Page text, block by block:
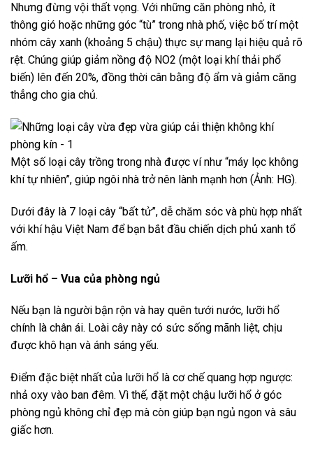
Nhưng đừng vội thất vọng. Với những căn phòng nhỏ, ít
thông gió hoặc những góc “tù” trong nhà phố, việc bố trí một
nhóm cây xanh (khoảng 5 chậu) thực sự mang lại hiệu quả rõ
rệt. Chúng giúp giảm nồng độ NO2 (một loại khí thải phổ
biến) lên đến 20%, đồng thời cân bằng độ ẩm và giảm căng
thẳng cho gia chủ.
Một số loại cây trồng trong nhà được ví như “máy lọc không
khí tự nhiên”, giúp ngôi nhà trở nên lành mạnh hơn (Ảnh: HG).
Dưới đây là 7 loại cây “bất tử”, dễ chăm sóc và phù hợp nhất
với khí hậu Việt Nam để bạn bắt đầu chiến dịch phủ xanh tổ
ấm.
Lưỡi hổ – Vua của phòng ngủ
Nếu bạn là người bận rộn và hay quên tưới nước, lưỡi hổ
chính là chân ái. Loài cây này có sức sống mãnh liệt, chịu
được khô hạn và ánh sáng yếu.
Điểm đặc biệt nhất của lưỡi hổ là cơ chế quang hợp ngược:
nhả oxy vào ban đêm. Vì thế, đặt một chậu lưỡi hổ ở góc
phòng ngủ không chỉ đẹp mà còn giúp bạn ngủ ngon và sâu
giấc hơn.